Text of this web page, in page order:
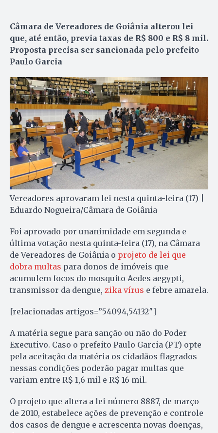
Câmara de Vereadores de Goiânia alterou lei
que, até então, previa taxas de R$ 800 e R$ 8 mil.
Proposta precisa ser sancionada pelo prefeito
Paulo Garcia
Vereadores aprovaram lei nesta quinta-feira (17) |
Eduardo Nogueira/Câmara de Goiânia
Foi aprovado por unanimidade em segunda e
última votação nesta quinta-feira (17), na Câmara
de Vereadores de Goiânia o projeto de lei que
dobra multas para donos de imóveis que
acumulem focos do mosquito Aedes aegypti,
transmissor da dengue, zika vírus e febre amarela.
[relacionadas artigos=”54094,54132″]
A matéria segue para sanção ou não do Poder
Executivo. Caso o prefeito Paulo Garcia (PT) opte
pela aceitação da matéria os cidadãos flagrados
nessas condições poderão pagar multas que
variam entre R$ 1,6 mil e R$ 16 mil.
O projeto que altera a lei número 8887, de março
de 2010, estabelece ações de prevenção e controle
dos casos de dengue e acrescenta novas doenças,